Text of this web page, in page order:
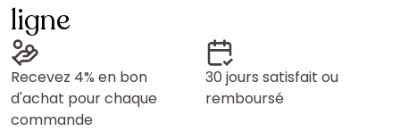
ligne
Recevez 4% en bon
d'achat pour chaque
commande
30 jours satisfait ou
remboursé